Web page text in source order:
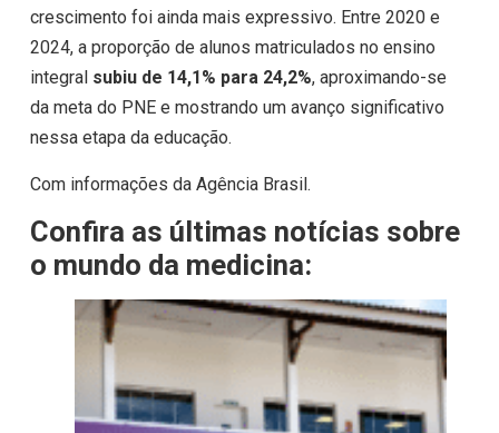
crescimento foi ainda mais expressivo. Entre 2020 e
2024, a proporção de alunos matriculados no ensino
integral subiu de 14,1% para 24,2%, aproximando-se
da meta do PNE e mostrando um avanço significativo
nessa etapa da educação.
Com informações da Agência Brasil.
Confira as últimas notícias sobre
o mundo da medicina: